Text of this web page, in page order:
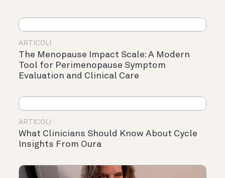
ARTICOLI
The Menopause Impact Scale: A Modern
Tool for Perimenopause Symptom
Evaluation and Clinical Care
ARTICOLI
What Clinicians Should Know About Cycle
Insights From Oura